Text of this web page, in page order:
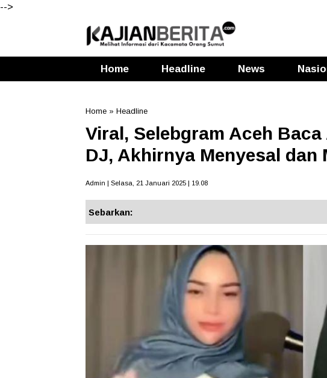
-->
Home Headline News
Home » Headline
Viral, Selebgram Aceh
DJ, Akhirnya Menyesal dan
Admin | Selasa, 21 Januari 2025 | 19.08
Sebarkan: